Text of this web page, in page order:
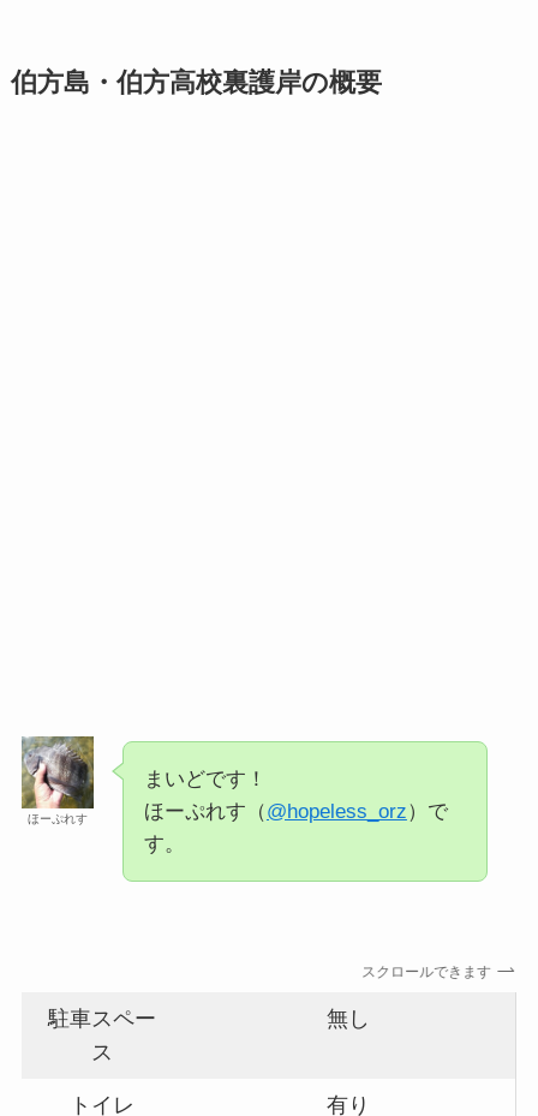
伯方島・伯方高校裏護岸の概要
ほーぷれす
まいどです！
ほーぷれす（@hopeless_orz）で
す。
スクロールできます
駐車スペー
ス
無し
トイレ 有り